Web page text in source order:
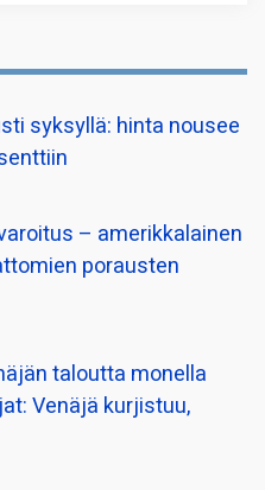
syksyllä: hinta nousee
– amerikkalainen
porausten
taloutta monella
Venäjä kurjistuu,